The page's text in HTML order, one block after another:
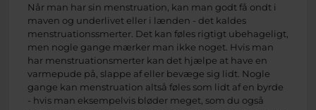
Når man har sin menstruation, kan man godt få ondt i
maven og underlivet eller i lænden - det kaldes
menstruationssmerter. Det kan føles rigtigt ubehageligt,
men nogle gange mærker man ikke noget. Hvis man
har menstruationsmerter kan det hjælpe at have en
varmepude på, slappe af eller bevæge sig lidt. Nogle
gange kan menstruation altså føles som lidt af en byrde
- hvis man eksempelvis bløder meget, som du også